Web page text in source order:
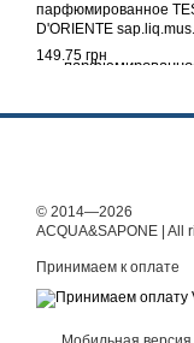
парфюмированное
D'ORIENTE
300 мл.
149.75 грн
© 2014—2026
ACQUA&SAPONE | All
Принимаем к оплате